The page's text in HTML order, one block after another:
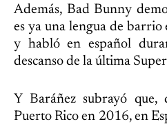
Además, Bad Bunny
es ya una lengua de barrio
y habló en español
descanso de la última
Y Baráñez subrayó que,
Puerto Rico en 2016, en